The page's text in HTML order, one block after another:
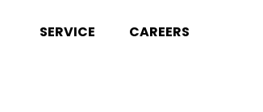
SERVICE CAREERS